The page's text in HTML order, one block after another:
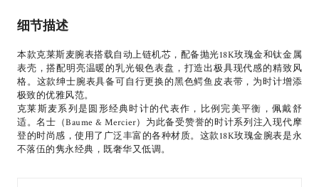
细节描述
本款克莱斯麦腕表搭载自动上链机芯，配备抛光18K玫瑰金和钛金属
表壳，搭配明亮温暖的乳光银色表盘，打造出极具现代感的精致风
格。这款绅士腕表具备可自行更换的黑色鳄鱼皮表带，为时计增添
极致的优雅风范。
克莱斯麦系列是圆形经典时计的代表作，比例完美平衡，佩戴舒
适。名士（Baume & Mercier）为此备受赞誉的时计系列注入现代摩
登的时尚感，使用了广泛丰富的各种材质。这款18K玫瑰金腕表是永
不落伍的隽永经典，既奢华又低调。